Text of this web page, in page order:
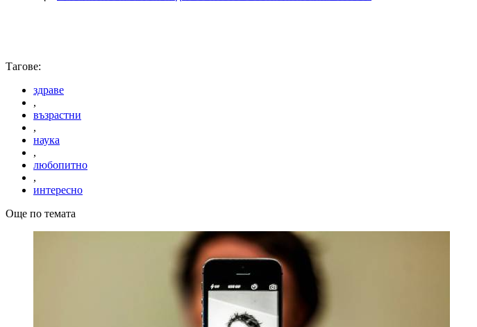
Тагове:
здраве
,
възрастни
,
наука
,
любопитно
,
интересно
Още по темата